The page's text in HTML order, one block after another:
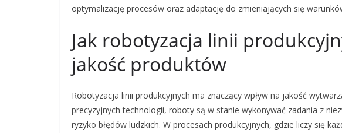
optymalizację procesów oraz adaptację do zmieniających się
Jak robotyzacja linii
jakość produktów
Robotyzacja linii produkcyjnych ma znaczący wpływ na jakość
precyzyjnych technologii, roboty są w stanie wykonywać zadania z
ryzyko błędów ludzkich. W procesach produkcyjnych, gdzie liczy się